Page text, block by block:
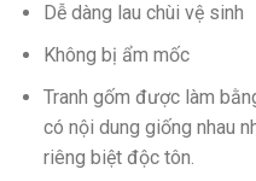
Dễ dàng lau chùi vệ sinh
Không bị ẩm mốc
Tranh gốm được làm
có nội dung giống nhau
riêng biệt độc tôn.